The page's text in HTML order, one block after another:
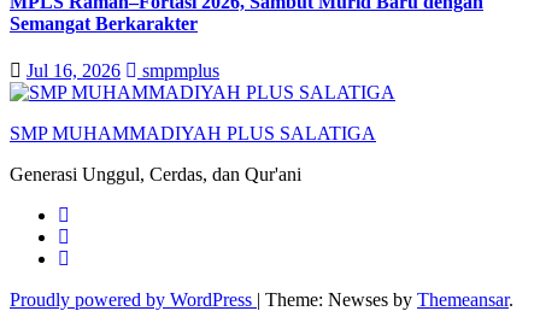
Semangat Berkarakter
Jul 16, 2026 smpmplus
SMP MUHAMMADIYAH PLUS SALATIGA
Generasi Unggul, Cerdas, dan Qur'ani
Proudly powered by WordPress | Theme: Newses by Themeansar.